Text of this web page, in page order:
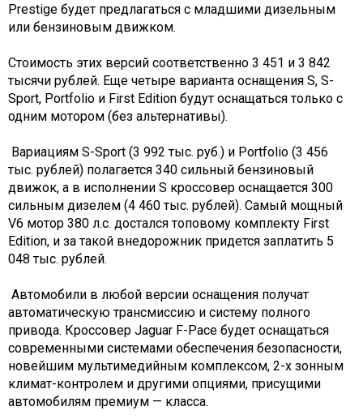
Prestige будет предлагаться с младшими дизельным
или бензиновым движком.
Стоимость этих версий соответственно 3 451 и 3 842
тысячи рублей. Еще четыре варианта оснащения S, S-
Sport, Portfolio и First Edition будут оснащаться только с
одним мотором (без альтернативы).
Вариациям S-Sport (3 992 тыс. руб.) и Portfolio (3 456
тыс. рублей) полагается 340 сильный бензиновый
движок, а в исполнении S кроссовер оснащается 300
сильным дизелем (4 460 тыс. рублей). Самый мощный
V6 мотор 380 л.с. достался топовому комплекту First
Edition, и за такой внедорожник придется заплатить 5
048 тыс. рублей.
Автомобили в любой версии оснащения получат
автоматическую трансмиссию и систему полного
привода. Кроссовер Jaguar F-Pace будет оснащаться
современными системами обеспечения безопасности,
новейшим мультимедийным комплексом, 2-х зонным
климат-контролем и другими опциями, присущими
автомобилям премиум — класса.